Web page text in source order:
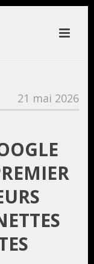
21 mai 2026